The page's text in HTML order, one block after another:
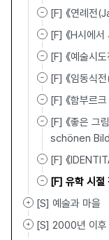
[F] 《연례전
[F] 《H시에
[F] 《예술시
[F] 《임동식
[F] 《함부르
[F] 《좋은 그
schönen
[F] 《
[F] 유학 시절
[S] 예술과 마을
[S] 2000년 이후